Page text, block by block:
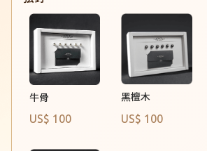
牛骨
US$ 100
黑檀木
US$ 100